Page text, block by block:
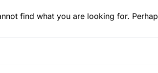
find what you are looking for.